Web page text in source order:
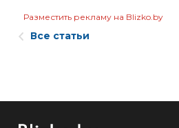
Разместить рекламу на Blizko.by
Все статьи